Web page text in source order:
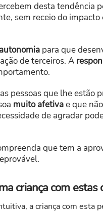
desta tendência
sem receio do
autonomia para que
de terceiros. A
pessoas que lhe estão
muito afetivae que
de agradar
que tem a
criança com estas
a criança com esta